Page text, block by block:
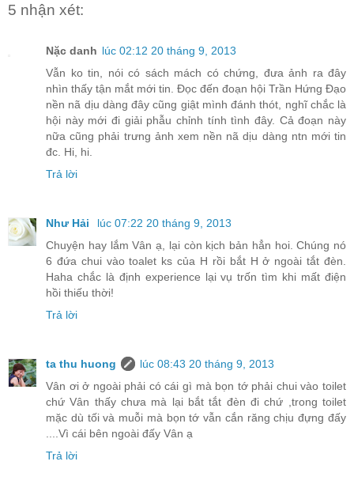
5 nhận xét:
Nặc danh lúc 02:12 20 tháng 9, 2013
Vẫn ko tin, nói có sách mách có chứng, đưa ảnh ra đây
nhìn thấy tận mắt mới tin. Đọc đến đoạn hội Trần Hứng Đạo
nền nã dịu dàng đây cũng giật mình đánh thót, nghĩ chắc là
hội này mới đi giải phẫu chỉnh tính tình đây. Cả đoạn này
nữa cũng phải trưng ảnh xem nền nã dịu dàng ntn mới tin
đc. Hi, hi.
Trả lời
Như Hải
lúc 07:22 20 tháng 9, 2013
Chuyện hay lắm Vân ạ, lại còn kịch bản hẳn hoi. Chúng nó
6 đứa chui vào toalet ks của H rồi bắt H ở ngoài tắt đèn.
Haha chắc là định experience lại vụ trốn tìm khi mất điện
hồi thiếu thời!
Trả lời
ta thu huong
lúc 08:43 20 tháng 9, 2013
Vân ơi ở ngoài phải có cái gì mà bọn tớ phải chui vào toilet
chứ Vân thấy chưa mà lại bắt tắt đèn đi chứ ,trong toilet
mặc dù tối và muỗi mà bọn tớ vẫn cắn răng chịu đựng đấy
....Vì cái bên ngoài đấy Vân ạ
Trả lời